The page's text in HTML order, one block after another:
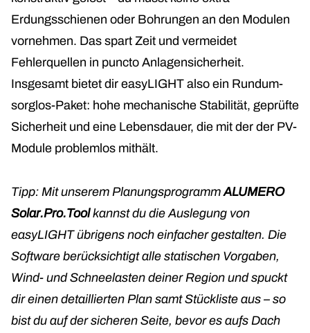
Erdungsschienen oder Bohrungen an den Modulen
vornehmen. Das spart Zeit und vermeidet
Fehlerquellen in puncto Anlagensicherheit.
Insgesamt bietet dir easyLIGHT also ein Rundum-
sorglos-Paket: hohe mechanische Stabilität, geprüfte
Sicherheit und eine Lebensdauer, die mit der der PV-
Module problemlos mithält.
Tipp: Mit unserem PlanungsprogrammALUMERO
Solar.Pro.Toolkannst du die Auslegung von
easyLIGHT übrigens noch einfacher gestalten. Die
Software berücksichtigt alle statischen Vorgaben,
Wind- und Schneelasten deiner Region und spuckt
dir einen detaillierten Plan samt Stückliste aus – so
bist du auf der sicheren Seite, bevor es aufs Dach